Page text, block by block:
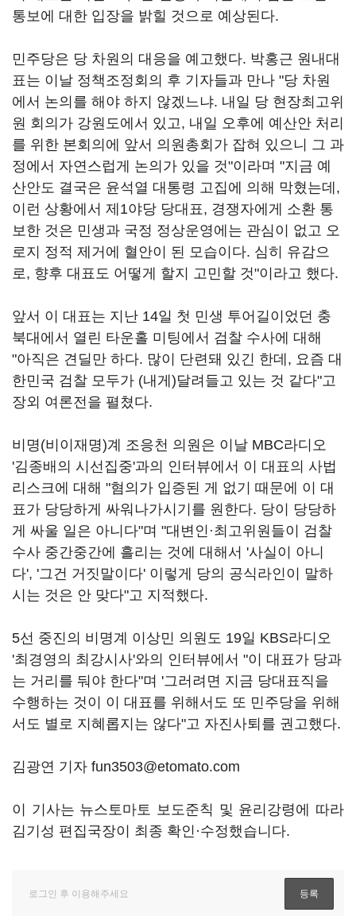
통보에 대한 입장을 밝힐 것으로 예상된다.
민주당은 당 차원의 대응을 예고했다. 박홍근 원내대
표는 이날 정책조정회의 후 기자들과 만나 "당 차원
에서 논의를 해야 하지 않겠느냐. 내일 당 현장최고위
원 회의가 강원도에서 있고, 내일 오후에 예산안 처리
를 위한 본회의에 앞서 의원총회가 잡혀 있으니 그 과
정에서 자연스럽게 논의가 있을 것"이라며 "지금 예
산안도 결국은 윤석열 대통령 고집에 의해 막혔는데,
이런 상황에서 제1야당 당대표, 경쟁자에게 소환 통
보한 것은 민생과 국정 정상운영에는 관심이 없고 오
로지 정적 제거에 혈안이 된 모습이다. 심히 유감으
로, 향후 대표도 어떻게 할지 고민할 것"이라고 했다.
앞서 이 대표는 지난 14일 첫 민생 투어길이었던 충
북대에서 열린 타운홀 미팅에서 검찰 수사에 대해
"아직은 견딜만 하다. 많이 단련돼 있긴 한데, 요즘 대
한민국 검찰 모두가 (내게)달려들고 있는 것 같다"고
장외 여론전을 펼쳤다.
비명(비이재명)계 조응천 의원은 이날 MBC라디오
'김종배의 시선집중'과의 인터뷰에서 이 대표의 사법
리스크에 대해 "혐의가 입증된 게 없기 때문에 이 대
표가 당당하게 싸워나가시기를 원한다. 당이 당당하
게 싸울 일은 아니다"며 "대변인·최고위원들이 검찰
수사 중간중간에 흘리는 것에 대해서 '사실이 아니
다', '그건 거짓말이다' 이렇게 당의 공식라인이 말하
시는 것은 안 맞다"고 지적했다.
5선 중진의 비명계 이상민 의원도 19일 KBS라디오
'최경영의 최강시사'와의 인터뷰에서 "이 대표가 당과
는 거리를 둬야 한다"며 '그러려면 지금 당대표직을
수행하는 것이 이 대표를 위해서도 또 민주당을 위해
서도 별로 지혜롭지는 않다"고 자진사퇴를 권고했다.
김광연 기자 fun3503@etomato.com
이 기사는 뉴스토마토 보도준칙 및 윤리강령에 따라
김기성 편집국장이 최종 확인·수정했습니다.